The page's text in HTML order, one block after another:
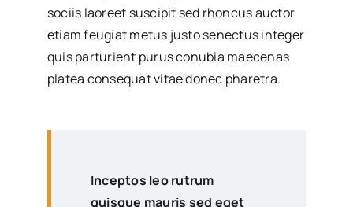
sociis laoreet suscipit sed rhoncus auctor
etiam feugiat metus justo senectus integer
quis parturient purus conubia maecenas
platea consequat vitae donec pharetra.
Inceptos leo rutrum
quisque mauris sed eget